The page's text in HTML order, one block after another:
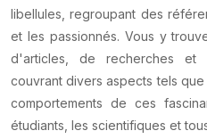
libellules, regroupant des
et les passionnés. Vous y
d'articles, de recherches et
couvrant divers aspects tels
comportements de ces
étudiants, les scientifiques et